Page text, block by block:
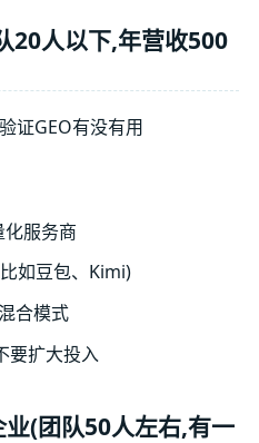
20人以下,年营收500
证GEO有没有用
服务商
如豆包、Kimi)
合模式
要扩大投入
(团队50人左右,有一